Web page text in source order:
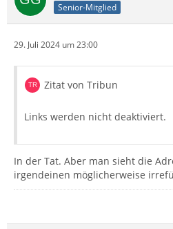
Senior-Mitglied
29. Juli 2024 um 23:00
Zitat von Tribun
Links werden nicht deaktiviert.
In der Tat. Aber man sieht die
irgendeinen möglicherweise